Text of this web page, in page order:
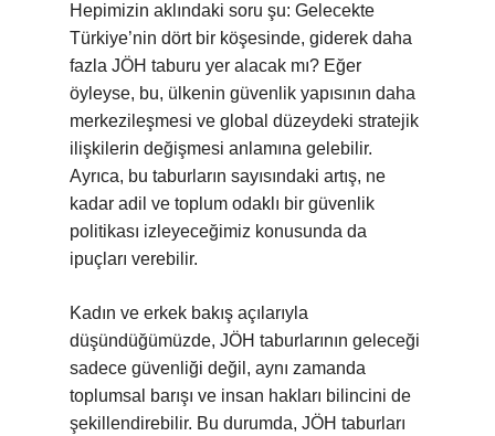
Hepimizin aklındaki soru şu: Gelecekte
Türkiye’nin dört bir köşesinde, giderek daha
fazla JÖH taburu yer alacak mı? Eğer
öyleyse, bu, ülkenin güvenlik yapısının daha
merkezileşmesi ve global düzeydeki stratejik
ilişkilerin değişmesi anlamına gelebilir.
Ayrıca, bu taburların sayısındaki artış, ne
kadar adil ve toplum odaklı bir güvenlik
politikası izleyeceğimiz konusunda da
ipuçları verebilir.
Kadın ve erkek bakış açılarıyla
düşündüğümüzde, JÖH taburlarının geleceği
sadece güvenliği değil, aynı zamanda
toplumsal barışı ve insan hakları bilincini de
şekillendirebilir. Bu durumda, JÖH taburları